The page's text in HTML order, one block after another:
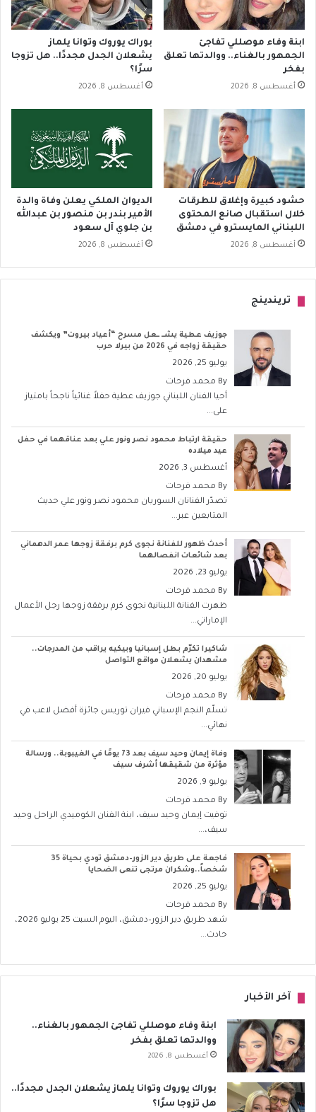
ابنة وفاء موصللي تفاجئ
الجمهور بالغناء.. ووالدتها تعلق
بفخر
أغسطس 8, 2026
بوراك يوروك وتوانا يلماز
يشعلان الجدل مجددًا.. هل تزوجا
سرًا؟
أغسطس 8, 2026
حشود كبيرة وإغلاق للطرقات
خلال استقبال صانع المحتوى
اللبناني المايسترو في دمشق
أغسطس 8, 2026
الديوان الملكي يعلن وفاة والدة
الأمير بندر بن منصور بن عبدالله
بن جلوي آل سعود
أغسطس 8, 2026
تريندينج
جوزيف عطية يشــ ــعل مسرح “أعياد بيروت” ويكشف
حقيقة زواجه في 2026 من بيرلا حرب
يوليو 25, 2026
By محمد فرحات
أحيا الفنان اللبناني جوزيف عطية حفلاً غنائياً ناجحاً بامتياز
على...
حقيقة ارتباط محمود نصر ونور علي بعد عناقهما في حفل
عيد ميلاده
أغسطس 3, 2026
By محمد فرحات
تصدّر الفنانان السوريان محمود نصر ونور علي حديث
المتابعين عبر...
أحدث ظهور للفنانة نجوى كرم برفقة زوجها عمر الدهماني
بعد شائعات انفصالهما
يوليو 23, 2026
By محمد فرحات
ظهرت الفنانة اللبنانية نجوى كرم برفقة زوجها رجل الأعمال
الإماراتي...
شاكيرا تكرّم بطل إسبانيا وبيكيه يراقب من المدرجات..
مشهدان يشعلان مواقع التواصل
يوليو 20, 2026
By محمد فرحات
تسلّم النجم الإسباني فيران توريس جائزة أفضل لاعب في
نهائي...
وفاة إيمان وحيد سيف بعد 73 يومًا في الغيبوبة.. ورسالة
مؤثرة من شقيقها أشرف سيف
يوليو 9, 2026
By محمد فرحات
توفيت إيمان وحيد سيف، ابنة الفنان الكوميدي الراحل وحيد
سيف،...
فاجعة على طريق دير الزور–دمشق تودي بحياة 35
شخصاً..وشكران مرتجى تنعى الضحايا
يوليو 25, 2026
By محمد فرحات
شهد طريق دير الزور–دمشق، اليوم السبت 25 يوليو 2026،
حادث...
آخر الأخبار
ابنة وفاء موصللي تفاجئ الجمهور بالغناء..
ووالدتها تعلق بفخر
أغسطس 8, 2026
بوراك يوروك وتوانا يلماز يشعلان الجدل مجددًا..
هل تزوجا سرًا؟